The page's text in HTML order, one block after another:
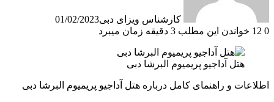
کارشناس ویزای دبی01/02/2023
0
خواندن این مطلب 3 دقیقه زمان میبرد
هتل آداجیو پریمیوم البرشا دبی
اطلاعات و راهنمای کامل درباره هتل آداجیو پریمیوم البرشا دبی